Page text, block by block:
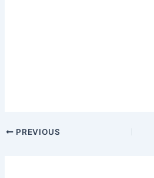
PREVIOUS